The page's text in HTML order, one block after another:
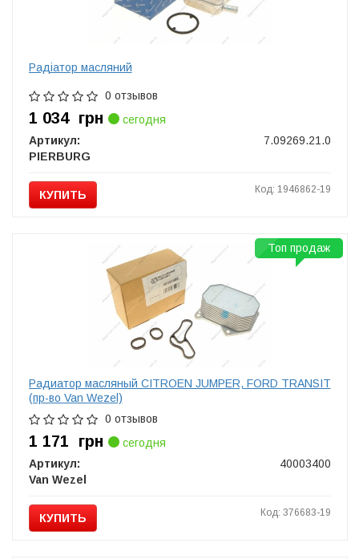
Радіатор масляний
0 отзывов
1 034 грн
сегодня
Артикул:
7.09269.21.0
PIERBURG
КУПИТЬ Код: 1946862-19
Радиатор масляный CITROEN JUMPER, FORD TRANSIT
(пр-во Van Wezel)
0 отзывов
1 171 грн
сегодня
Артикул:
40003400
Van Wezel
КУПИТЬ Код: 376683-19
Топ продаж